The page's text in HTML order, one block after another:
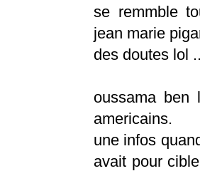
se remmble
jean marie
des doutes lol
oussama ben
americains.
une infos
avait pour